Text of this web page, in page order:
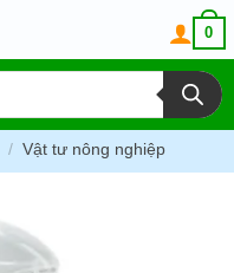
0
/ Vật tư nông nghiệp